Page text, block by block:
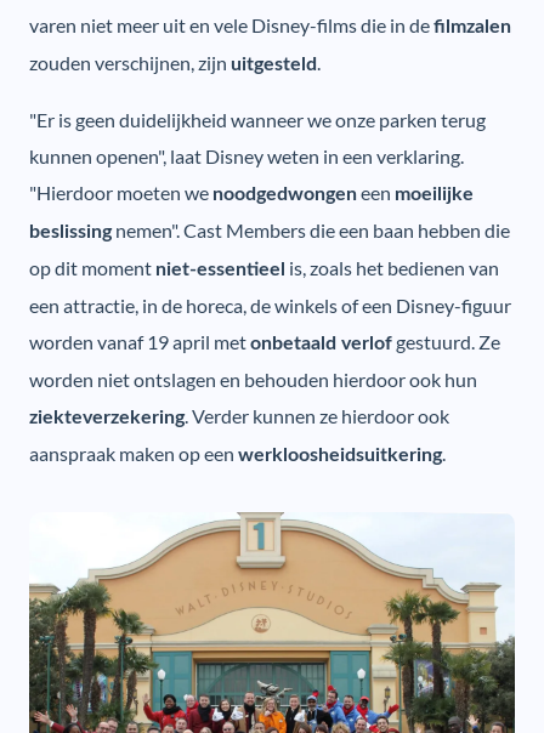
varen niet meer uit en vele Disney-films die in defilmzalen
zouden verschijnen, zijn uitgesteld.
"Er is geen duidelijkheid wanneer we onze parken terug
kunnen openen", laat Disney weten in een verklaring.
"Hierdoor moeten we noodgedwongeneen moeilijke
beslissingnemen". Cast Members die een baan hebben die
op dit moment niet-essentieel is, zoals het bedienen van
een attractie, in de horeca, de winkels of een Disney-figuur
worden vanaf 19 april metonbetaald verlofgestuurd. Ze
worden niet ontslagen en behouden hierdoor ook hun
ziekteverzekering. Verder kunnen ze hierdoor ook
aanspraak maken op een werkloosheidsuitkering.